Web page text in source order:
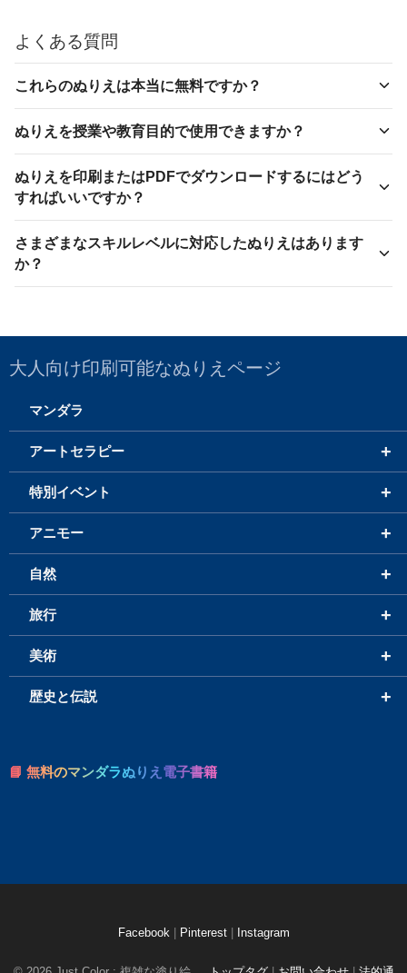
よくある質問
これらのぬりえは本当に無料ですか？
ぬりえを授業や教育目的で使用できますか？
ぬりえを印刷またはPDFでダウンロードするにはどう
すればいいですか？
さまざまなスキルレベルに対応したぬりえはあります
か？
大人向け印刷可能なぬりえページ
マンダラ
+
アートセラピー
+
特別イベント
+
アニモー
+
自然
+
旅行
+
美術
+
歴史と伝説
📘 無料のマンダラぬりえ電子書籍
Facebook Pinterest Instagram